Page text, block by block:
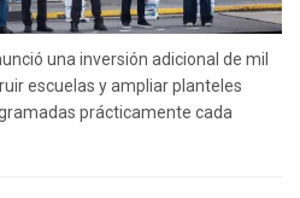
una inversión adicional de mil
escuelas y ampliar planteles
prácticamente cada